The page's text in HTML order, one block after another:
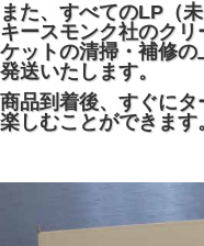
また、すべてのLP（
キースモンク社のク
ケットの清掃・補修
発送いたします。
商品到着後、すぐに
楽しむことができます